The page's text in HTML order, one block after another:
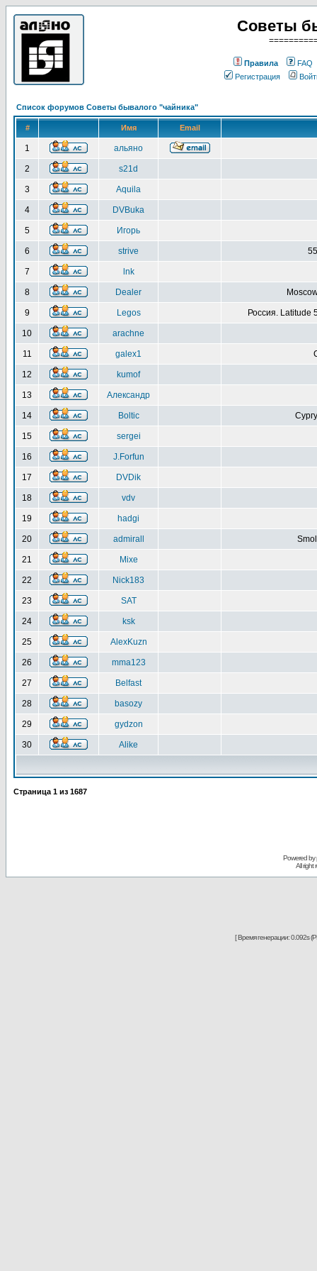
Советы
Правила
FAQ
Регистрация
Список форумов Советы бывалого "чайника"
# Имя Email
1 альяно
2 s21d
3 Aquila
4 DVBuka
5 Игорь
6 strive
7 lnk
8 Dealer
9 Legos Россия. Latitude
10 arachne
11 galex1
12 kumof
13 Александр
14 Boltic
15 sergei
16 J.Forfun
17 DVDik
18 vdv
19 hadgi
20 admirall
21 Mixe
22 Nick183
23 SAT
24 ksk
25 AlexKuzn
26 mma123
27 Belfast
28 basozy
29 gydzon
30 Alike
Страница 1 из 1687
Powered
All right
[ Время генерации: 0.092s